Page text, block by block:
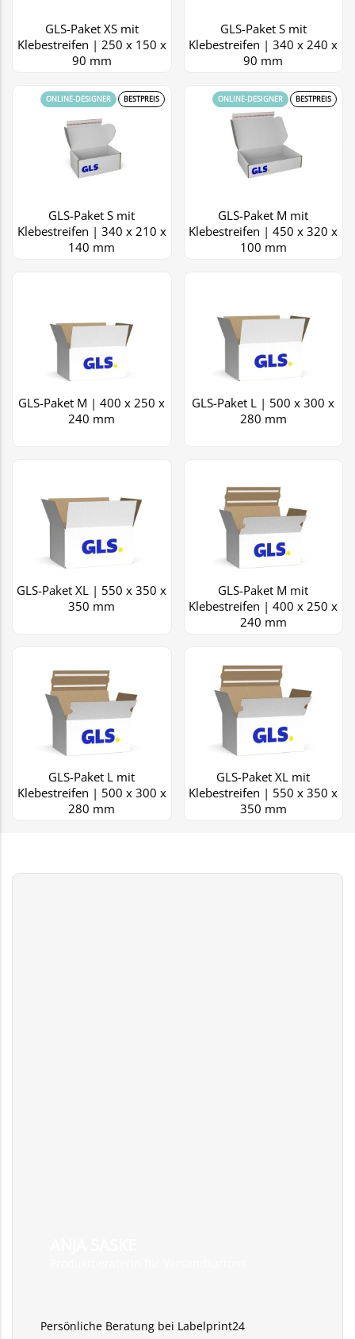
GLS-Paket XS mit
Klebestreifen | 250 x 150 x
90 mm
GLS-Paket S mit
Klebestreifen | 340 x 240 x
90 mm
GLS-Paket S mit
Klebestreifen | 340 x 210 x
140 mm
BESTPREIS
ONLINE-DESIGNER
GLS-Paket M mit
Klebestreifen | 450 x 320 x
100 mm
BESTPREIS
ONLINE-DESIGNER
GLS-Paket M | 400 x 250 x
240 mm
GLS-Paket L | 500 x 300 x
280 mm
GLS-Paket XL | 550 x 350 x
350 mm
GLS-Paket M mit
Klebestreifen | 400 x 250 x
240 mm
GLS-Paket L mit
Klebestreifen | 500 x 300 x
280 mm
GLS-Paket XL mit
Klebestreifen | 550 x 350 x
350 mm
Persönliche Beratung bei Labelprint24